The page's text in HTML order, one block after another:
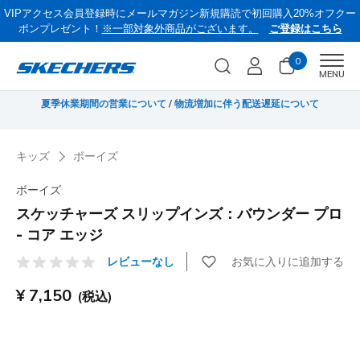
VIPアクセス会員登録時にメールマガジン新規購読で初回購入20%オフクー
ポンプレゼント！ ※一部対象外商品がございます。 ご登録はこちら
0
MENU
延について
《お盆セール》 対象セール商品が15-20％OFFに。8/16(日)ま
キッズ ボーイズ
ボーイズ
スケッチャーズ スリップインズ：バウンダー プロ
- コア エッジ
顧客評価4.2/5件レビューなし お気に入りに追加する
¥ 7,150 (税込)